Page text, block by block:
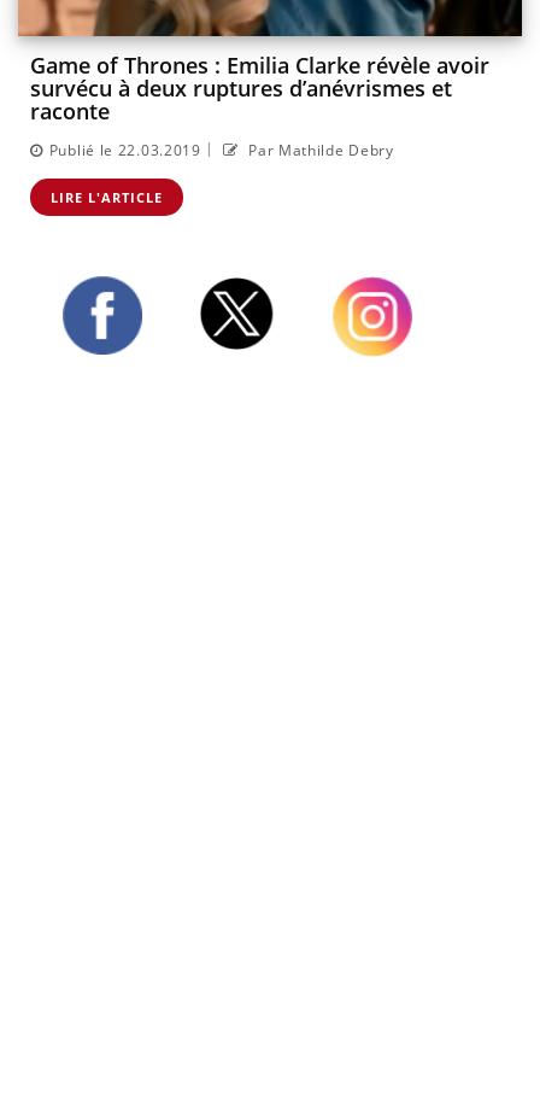
Game of Thrones : Emilia Clarke révèle avoir
survécu à deux ruptures d’anévrismes et
raconte
Publié le 22.03.2019 | Par Mathilde Debry
LIRE L'ARTICLE